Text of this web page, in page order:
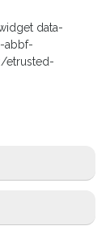
data-
abbf-
etrusted-